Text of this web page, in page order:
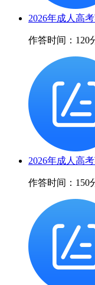
2026年成人高
作答时间：120
2026年成人高
作答时间：150